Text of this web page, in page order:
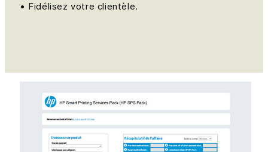
• Fidélisez votre clientèle.